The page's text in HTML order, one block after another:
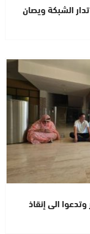
الشبكة ويصان
الى إنقاذ